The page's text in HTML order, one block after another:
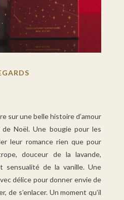
sur une belle histoire d’amour
Noël. Une bougie pour les
leur romance rien que pour
douceur de la lavande,
sensualité de la vanille. Une
délice pour donner envie de
de s’enlacer. Un moment qu’il